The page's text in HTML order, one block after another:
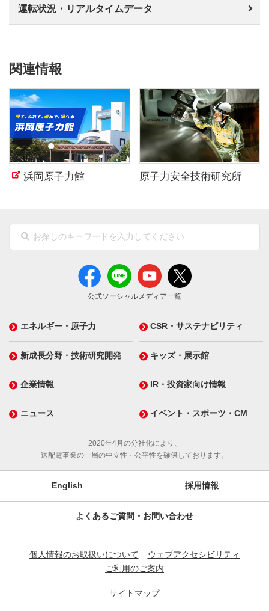
運転状況・リアルタイムデータ
関連情報
浜岡原子力館 原子力安全技術研究所
公式ソーシャルメディア一覧
エネルギー・原子力 CSR・サステナビリティ
新成長分野・技術研究開発 キッズ・展示館
企業情報 IR・投資家向け情報
ニュース イベント・スポーツ・CM
2020年4月の分社化により、
送配電事業の一層の中立性・公平性を確保しております。
English 採用情報
よくあるご質問・お問い合わせ
個人情報のお取扱いについて
ウェブアクセシビリティ
ご利用のご案内
サイトマップ